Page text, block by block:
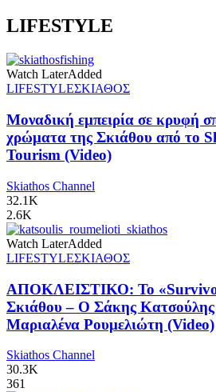
LIFESTYLE
Watch LaterAdded
LIFESTYLEΣΚΙΑΘΟΣ
Μοναδική εμπειρία σε κρυφή
χρώματα της Σκιάθου από το
Tourism (Video)
Skiathos Channel
32.1K
2.6K
Watch LaterAdded
LIFESTYLEΣΚΙΑΘΟΣ
ΑΠΟΚΛΕΙΣΤΙΚΟ: Το
Σκιάθου – Ο Σάκης Κατσούλης
Μαριαλένα Ρουμελιώτη (Video)
Skiathos Channel
30.3K
361